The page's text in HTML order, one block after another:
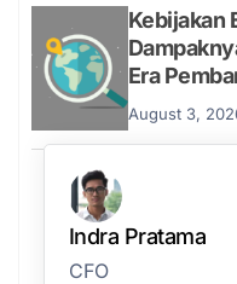
Kebijakan
Era
August 3,
Indra Pratama
CFO